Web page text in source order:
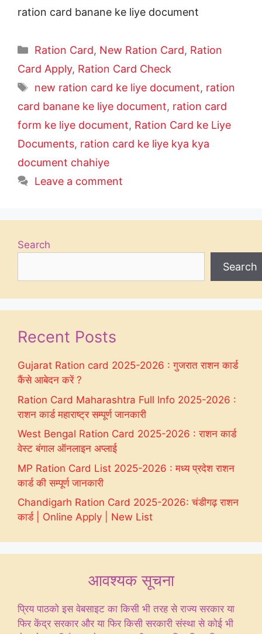
ration card banane ke liye document
Categories
Ration Card, New Ration Card, Ration
Card Apply, Ration Card Check
Tags
new ration card ke liye document, ration
card banane ke liye document, ration card
form ke liye document, Ration Card ke Liye
Documents, ration card ke liye kya kya
document chahiye
Leave a comment
Search
Search
Recent Posts
Gujarat Ration card 2025-2026 : गुजरात राशन कार्ड
कैंसे आबेदन करें ?
Ration Card Maharashtra Full Info 2025-2026 :
राशन कार्ड महाराष्ट्र सम्पूर्ण जानकारी
West Bengal Ration Card 2025-2026 : राशन कार्ड
वेस्ट बंगाल ऑनलाइन अप्लाई
MP Ration Card List 2025-2026 : मध्य प्रदेश राशन
कार्ड की सम्पूर्ण जानकारी
Chandigarh Ration Card 2025-2026: चंडीगढ़ राशन
कार्ड | Online Apply | New List
आवश्यक सूचना
प्रिय पाठको इस वेबसाइट का किसी भी तरह से राज्य सरकार या
फिर केंद्र सरकार और या फिर किसी सरकारी संस्था से कोई भी